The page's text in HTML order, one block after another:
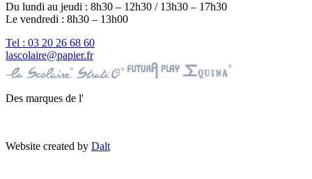
Du lundi au jeudi : 8h30 – 12h30 / 13h30 – 17h30
Le vendredi : 8h30 – 13h00
Tel : 03 20 26 68 60
lascolaire@papier.fr
Des marques de l'
Website created by Dalt